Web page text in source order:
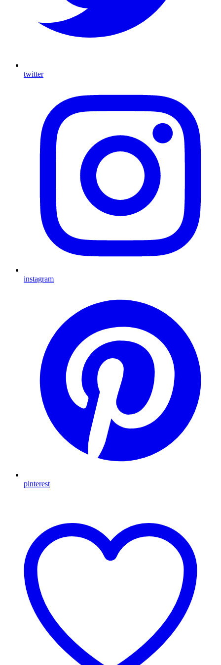
twitter
instagram
pinterest